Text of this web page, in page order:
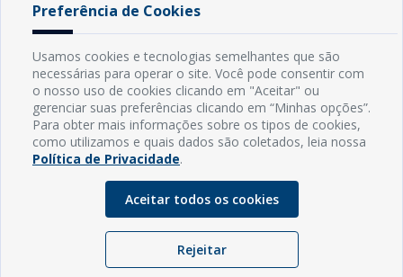
INFORMAÇÕES
Endereço: Rua Capitão Vicente de Brito, S/N - Centro
CEP: 59598-000 - Guamaré - RN
E-mail: diretoria@guamare.rn.leg.br
Horário: Segunda a sexta-feira, das 8h às 12h
Preferência de Cookies
Usamos cookies e tecnologias semelhantes que são
necessárias para operar o site. Você pode consentir com
o nosso uso de cookies clicando em "Aceitar" ou
gerenciar suas preferências clicando em “Minhas opções”.
Para obter mais informações sobre os tipos de cookies,
como utilizamos e quais dados são coletados, leia nossa
Política de Privacidade.
Aceitar todos os cookies
Rejeitar